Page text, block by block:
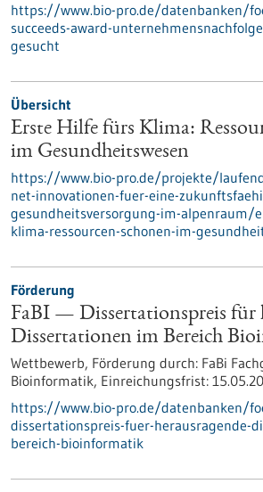
https://www.bio-pro.de/datenbanken/
succeeds-award-
gesucht
Übersicht
Erste Hilfe fürs Klima:
im Gesundheitswesen
https://www.bio-pro.de/projekte/
net-innovationen-fuer-eine-
gesundheitsversorgung-im-alpenraum/
klima-ressourcen-schonen-im-
Förderung
FaBI — Dissertationspreis für
Dissertationen im Bereich
Wettbewerb, Förderung durch: FaBi
Bioinformatik, Einreichungsfrist:
https://www.bio-pro.de/datenbanken/
dissertationspreis-fuer-herausragende-
bereich-bioinformatik